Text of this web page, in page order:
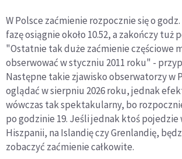
W Polsce zaćmienie rozpocznie się o godz.
fazę osiągnie około 10.52, a zakończy tuż
"Ostatnie tak duże zaćmienie częściowe
obserwować w styczniu 2011 roku" -
Następne takie zjawisko obserwatorzy w
oglądać w sierpniu 2026 roku, jednak
wówczas tak spektakularny, bo
po godzinie 19. Jeśli jednak ktoś pojedzie
Hiszpanii, na Islandię czy Grenlandię,
zobaczyć zaćmienie całkowite.